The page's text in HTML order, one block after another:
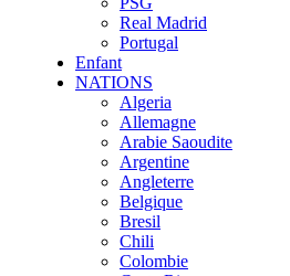
Real Madrid
Portugal
Enfant
NATIONS
Algeria
Allemagne
Arabie Saoudite
Argentine
Angleterre
Belgique
Bresil
Chili
Colombie